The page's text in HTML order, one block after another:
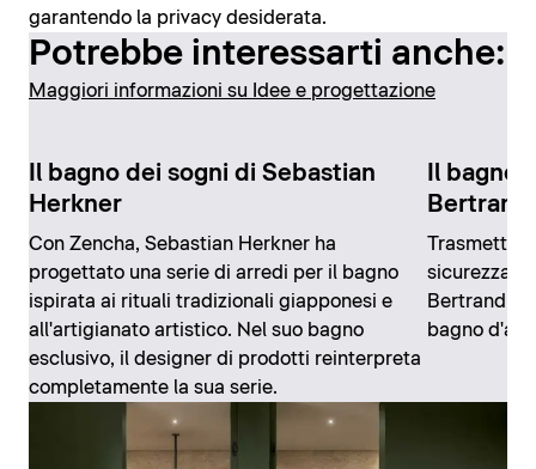
garantendo la privacy desiderata.
Potrebbe interessarti anche:
Maggiori informazioni su Idee e progettazione
Il bagno dei sogni di Sebastian
Herkner
Con Zencha, Sebastian Herkner ha
progettato una serie di arredi per il bagno
ispirata ai rituali tradizionali giapponesi e
all'artigianato artistico. Nel suo bagno
esclusivo, il designer di prodotti reinterpreta
completamente la sua serie.
Il bagno
Bertrand
sicurezza e
Bertrand
bagno